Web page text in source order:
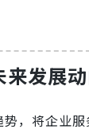
发展
，将企业